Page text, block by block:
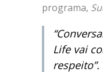
programa,
Lifevai
respeito”.